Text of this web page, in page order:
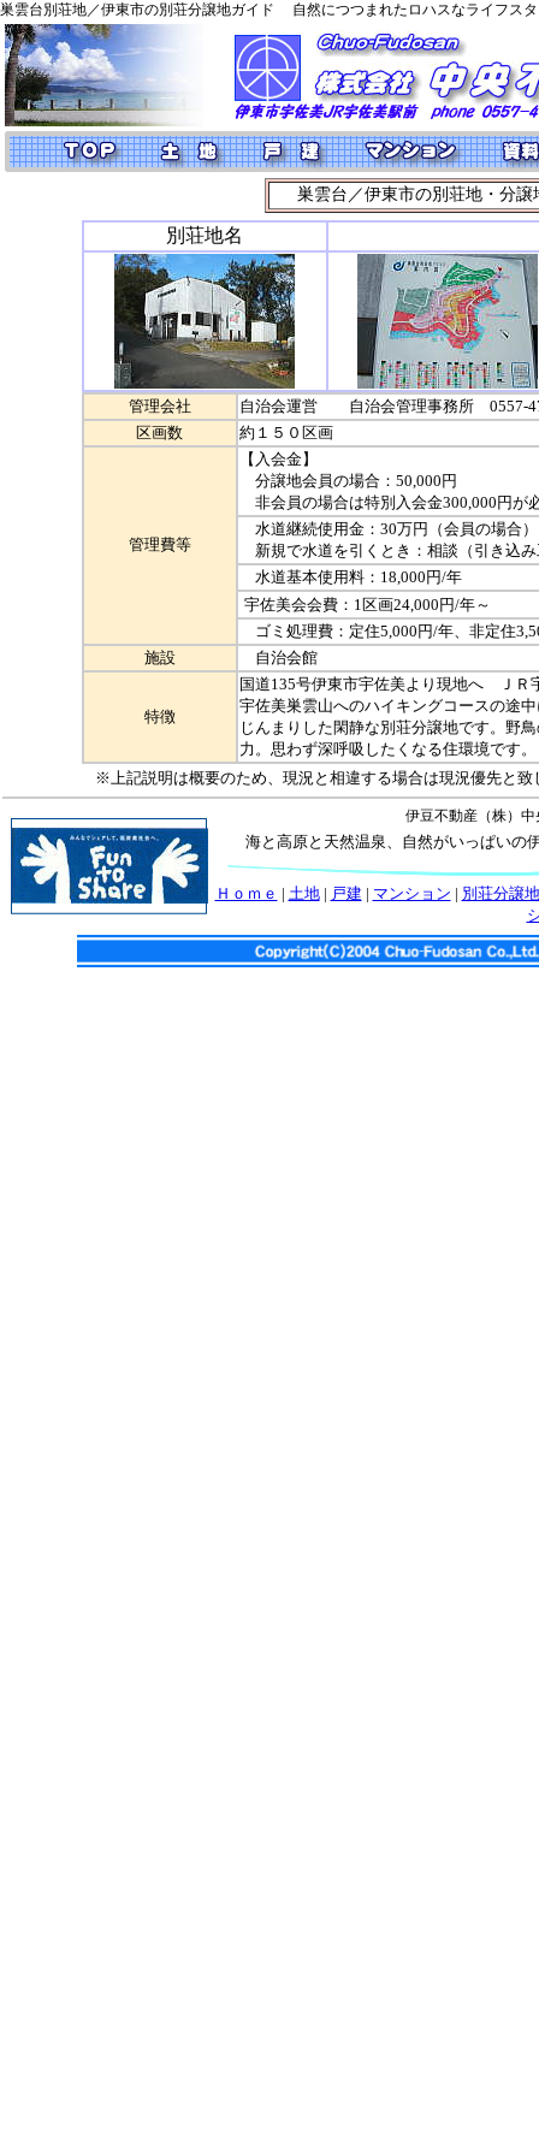
巣雲台別荘地／伊東市の別荘分譲地ガイド 自然につつまれたロハスなライフス
巣雲台／伊東市の別荘地・分譲
別荘地名
管理会社
自治会運営 自治会管理事務所 0557-
区画数
約１５０区画
管理費等
【入会金】
分譲地会員の場合：50,000円
非会員の場合は特別入会金300,000円が
水道継続使用金：30万円（会員の場合）
新規で水道を引くとき：相談（引き込
水道基本使用料：18,000円/年
宇佐美会会費：1区画24,000円/年～
ゴミ処理費：定住5,000円/年、非定住
施設
自治会館
特徴
国道135号伊東市宇佐美より現地へ ＪＲ
宇佐美巣雲山へのハイキングコースの途
じんまりした閑静な別荘分譲地です。野
力。思わず深呼吸したくなる住環境です。
※上記説明は概要のため、現況と相違する場合は現況優先と致
伊豆不動産（株）
海と高原と天然温泉、自然がいっぱいの
Ｈｏｍｅ | 土地| 戸建 | マンション | 別荘分譲